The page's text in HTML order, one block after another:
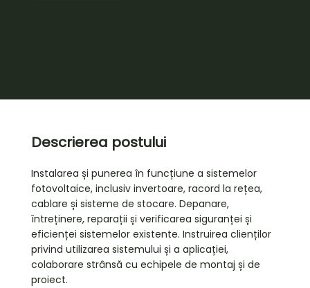
Descrierea postului
Instalarea și punerea în funcțiune a sistemelor
fotovoltaice, inclusiv invertoare, racord la rețea,
cablare și sisteme de stocare. Depanare,
întreținere, reparații și verificarea siguranței și
eficienței sistemelor existente. Instruirea clienților
privind utilizarea sistemului și a aplicației,
colaborare strânsă cu echipele de montaj și de
proiect.